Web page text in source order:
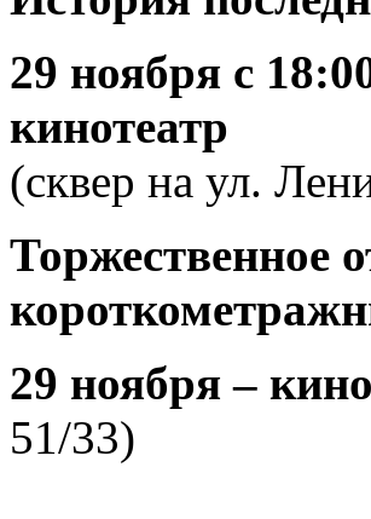
29 ноября с
кинотеатр
(сквер на ул.
Торжественное
29 ноября –
51/33)